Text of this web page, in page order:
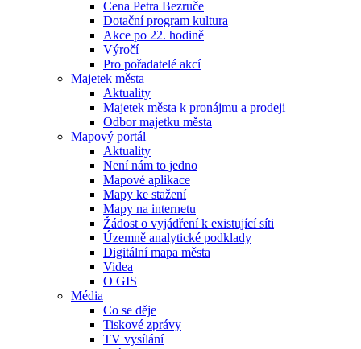
Cena Petra Bezruče
Dotační program kultura
Akce po 22. hodině
Výročí
Pro pořadatelé akcí
Majetek města
Aktuality
Majetek města k pronájmu a prodeji
Odbor majetku města
Mapový portál
Aktuality
Není nám to jedno
Mapové aplikace
Mapy ke stažení
Mapy na internetu
Žádost o vyjádření k existující síti
Územně analytické podklady
Digitální mapa města
Videa
O GIS
Média
Co se děje
Tiskové zprávy
TV vysílání